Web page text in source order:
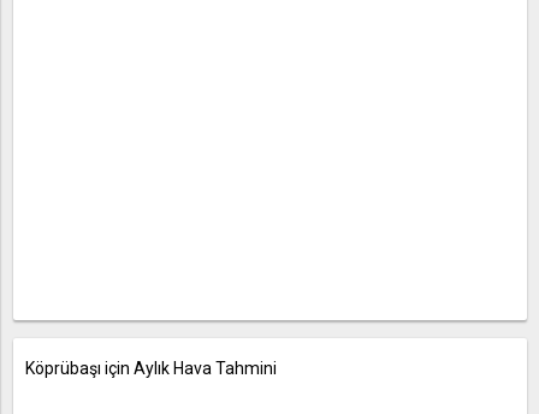
Köprübaşı için Aylık Hava Tahmini